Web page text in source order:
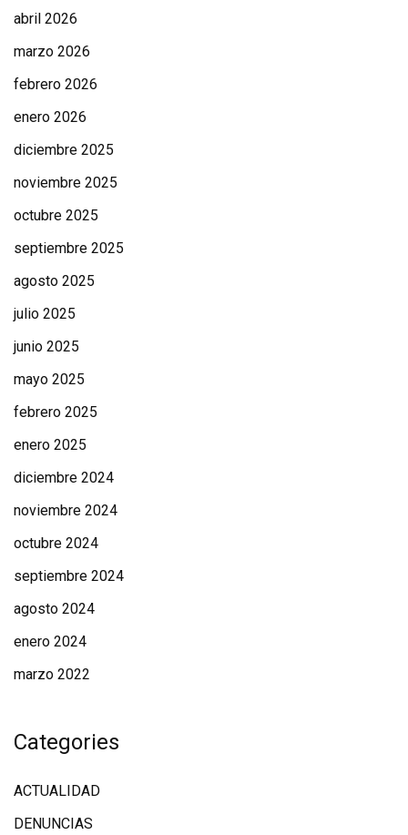
abril 2026
marzo 2026
febrero 2026
enero 2026
diciembre 2025
noviembre 2025
octubre 2025
septiembre 2025
agosto 2025
julio 2025
junio 2025
mayo 2025
febrero 2025
enero 2025
diciembre 2024
noviembre 2024
octubre 2024
septiembre 2024
agosto 2024
enero 2024
marzo 2022
Categories
ACTUALIDAD
DENUNCIAS